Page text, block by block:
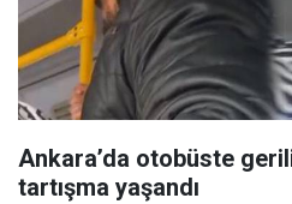
Ankara’da otobüste
tartışma yaşandı